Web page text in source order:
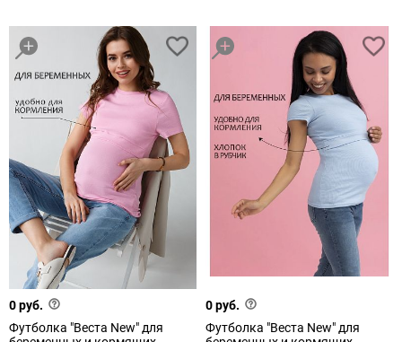
0 руб.
Футболка "Веста New" для
0 руб.
Футболка "Веста New" для